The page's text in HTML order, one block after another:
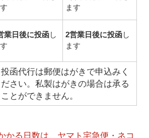
ます
業日後に投函し
2営業日後に投函し
ます
函代行は郵便はがきで申込みく
ださい。私製はがきの場合は承る
ことができません。
かる日数は、ヤマト宅急便・ネコ